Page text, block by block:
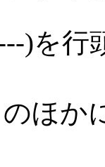
)を行
ほか